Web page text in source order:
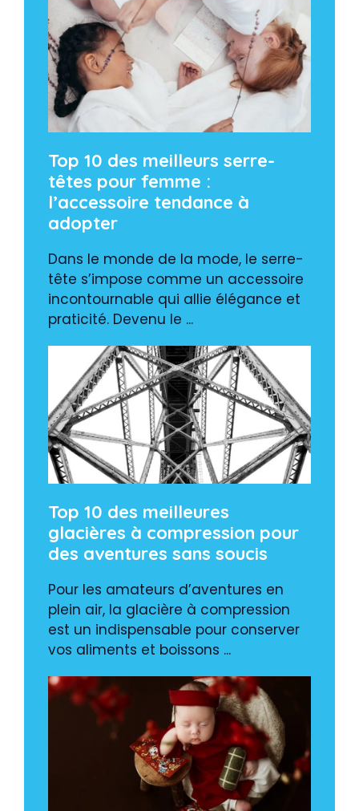
Top 10 des meilleurs serre-
têtes pour femme :
l’accessoire tendance à
adopter
Dans le monde de la mode, le serre-
tête s’impose comme un accessoire
incontournable qui allie élégance et
praticité. Devenu le ...
Top 10 des meilleures
glacières à compression pour
des aventures sans soucis
Pour les amateurs d’aventures en
plein air, la glacière à compression
est un indispensable pour conserver
vos aliments et boissons ...